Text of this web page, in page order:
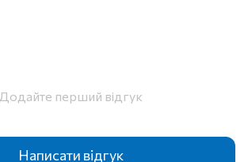
Додайте перший відгук
Написати відгук